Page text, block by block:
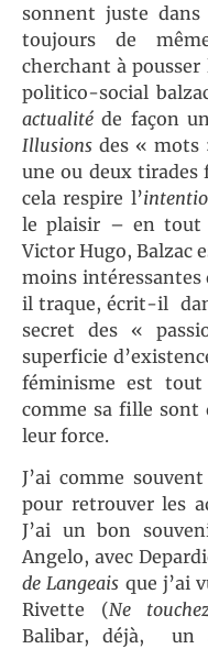
sonnent juste
toujours de
cherchant à
politico-social
actualité de façon
Illusions des « mots
une ou deux tirades
cela respire l’
le plaisir – en tout
Victor Hugo, Balzac
moins intéressantes
il traque, écrit-il
secret des «
superficie
féminisme est
comme sa fille sont
leur force.
J’ai comme
pour retrouver les
J’ai un bon
Angelo, avec
de Langeais que j’ai
Rivette (Ne
Balibar, déjà, un